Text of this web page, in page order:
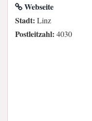
Webseite
Stadt: Linz
Postleitzahl: 4030